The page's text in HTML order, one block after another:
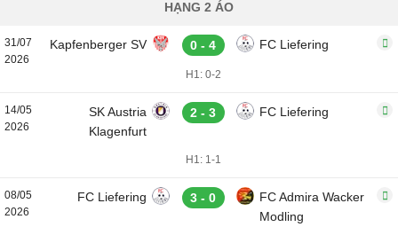
HẠNG 2 ÁO
31/07
2026
Kapfenberger SV 0 - 4 FC Liefering
H1: 0-2
14/05
2026
SK Austria
Klagenfurt
2 - 3 FC Liefering
H1: 1-1
08/05
2026
FC Liefering 3 - 0
FC Admira Wacker
Modling